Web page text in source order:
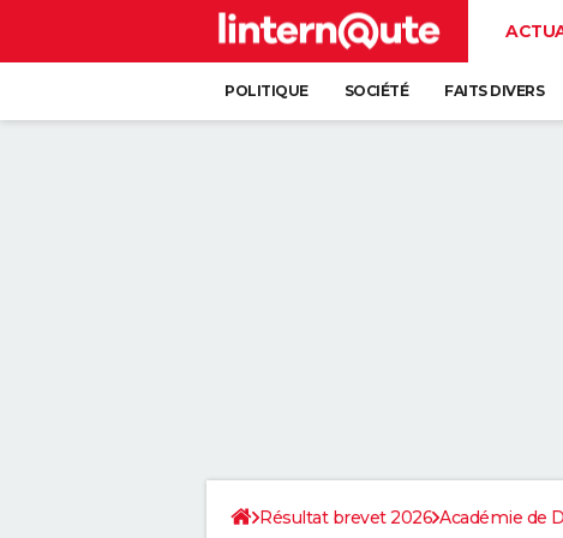
POLITIQUE SOCIÉTÉ FAITS DIVERS
Résultat brevet 2026 Académie de